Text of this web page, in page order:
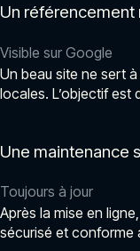
Un référencement
Visible sur Google
Un beau site ne sert
locales. L’objectif
Une maintenance
Toujours à jour
Après la mise en
sécurisé et conforme